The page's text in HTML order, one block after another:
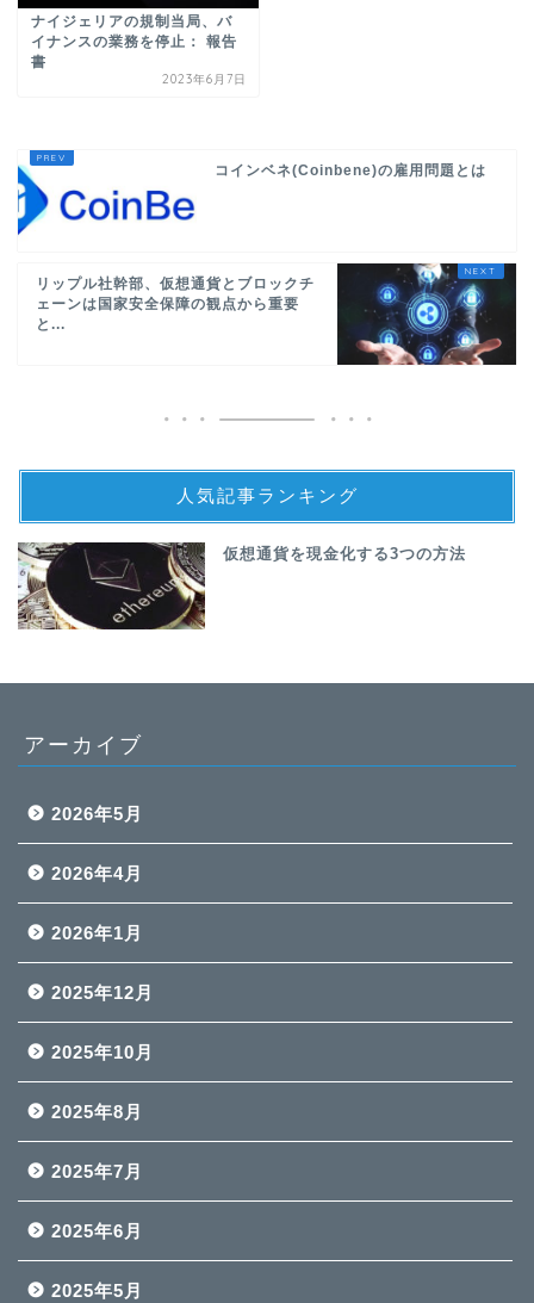
ナイジェリアの規制当局、バ
イナンスの業務を停止： 報告
書
2023年6月7日
コインベネ(Coinbene)の雇用問題とは
リップル社幹部、仮想通貨とブロックチ
ェーンは国家安全保障の観点から重要
と...
人気記事ランキング
仮想通貨を現金化する3つの方法
アーカイブ
2026年5月
2026年4月
2026年1月
2025年12月
2025年10月
2025年8月
2025年7月
2025年6月
2025年5月